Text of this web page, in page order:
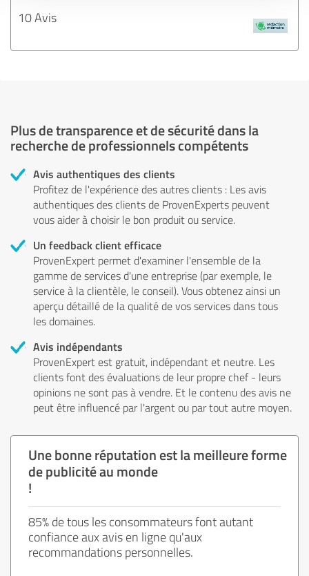
10 Avis
Plus de transparence et de sécurité dans la
recherche de professionnels compétents
Avis authentiques des clients
Profitez de l'expérience des autres clients : Les avis
authentiques des clients de ProvenExperts peuvent
vous aider à choisir le bon produit ou service.
Un feedback client efficace
ProvenExpert permet d'examiner l'ensemble de la
gamme de services d'une entreprise (par exemple, le
service à la clientèle, le conseil). Vous obtenez ainsi un
aperçu détaillé de la qualité de vos services dans tous
les domaines.
Avis indépendants
ProvenExpert est gratuit, indépendant et neutre. Les
clients font des évaluations de leur propre chef - leurs
opinions ne sont pas à vendre. Et le contenu des avis ne
peut être influencé par l'argent ou par tout autre moyen.
Une bonne réputation est la meilleure forme
de publicité au monde
!
85% de tous les consommateurs font autant
confiance aux avis en ligne qu'aux
recommandations personnelles.